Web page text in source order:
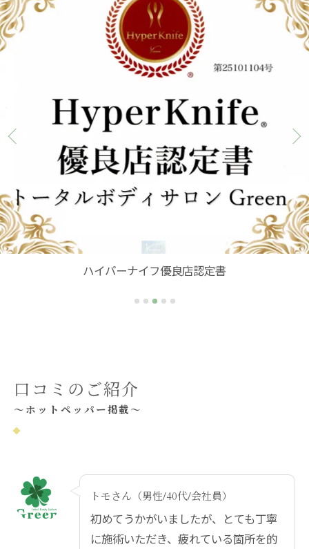
ハイパーナイフEX2
口コミのご紹介
～ホットペッパー掲載～
トモさん（男性/40代/会社員）
初めてうかがいましたが、とても丁寧
に施術いただき、疲れている箇所を的